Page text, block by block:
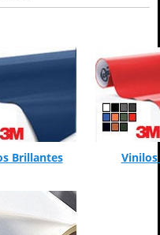
Brillantes